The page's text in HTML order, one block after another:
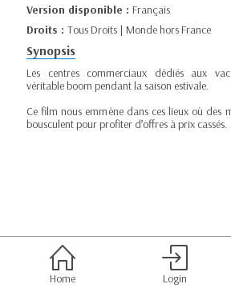
Version disponible : Français
Droits : Tous Droits | Monde hors France
Synopsis
Les centres commerciaux dédiés aux
véritable boom pendant la saison estivale.
Ce film nous emmène dans ces lieux où des
bousculent pour profiter d’offres à prix cassés.
Home Login